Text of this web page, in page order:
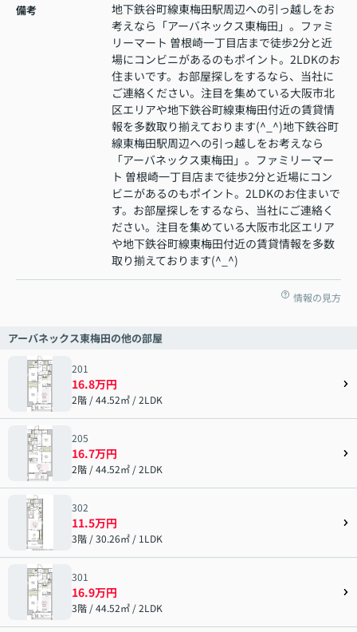
備考
地下鉄谷町線東梅田駅周辺への引っ越しをお
考えなら「アーバネックス東梅田」。ファミ
リーマート 曽根崎一丁目店まで徒歩2分と近
場にコンビニがあるのもポイント。2LDKのお
住まいです。お部屋探しをするなら、当社に
ご連絡ください。注目を集めている大阪市北
区エリアや地下鉄谷町線東梅田付近の賃貸情
報を多数取り揃えております(^_^)地下鉄谷町
線東梅田駅周辺への引っ越しをお考えなら
「アーバネックス東梅田」。ファミリーマー
ト 曽根崎一丁目店まで徒歩2分と近場にコン
ビニがあるのもポイント。2LDKのお住まいで
す。お部屋探しをするなら、当社にご連絡く
ださい。注目を集めている大阪市北区エリア
や地下鉄谷町線東梅田付近の賃貸情報を多数
取り揃えております(^_^)
情報の見方
アーバネックス東梅田の他の部屋
201
16.8万円
2階 / 44.52㎡ / 2LDK
205
16.7万円
2階 / 44.52㎡ / 2LDK
302
11.5万円
3階 / 30.26㎡ / 1LDK
301
16.9万円
3階 / 44.52㎡ / 2LDK